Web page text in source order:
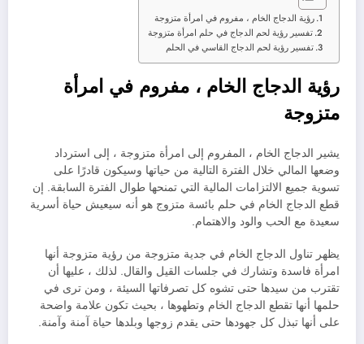
رؤية الدجاج الخام ، مفروم في امرأة متزوجة
تفسير رؤية لحم الدجاج في حلم امرأة متزوجة
تفسير رؤية لحم الدجاج القاسي في الحلم
رؤية الدجاج الخام ، مفروم في امرأة
متزوجة
يشير الدجاج الخام ، المفروم إلى امرأة متزوجة ، إلى استرداد
وضعها المالي خلال الفترة التالية من حياتها وسيكون قادرًا على
تسوية جميع الالتزامات المالية التي تمنحها طوال الفترة السابقة. إن
قطع الدجاج الخام في حلم بائسة متزوج هو أنه سيعيش حياة أسرية
سعيدة مع الحب والود والاهتمام.
يظهر تناول الدجاج الخام في جدية متزوجة من رؤية متزوجة أنها
امرأة فاسدة وتشارك في جلسات القيل والقال. لذلك ، عليها أن
تقترب من سيدها حتى تشوه كل تصرفاتها السيئة ، ومن ترى في
حلمها أنها تقطع الدجاج الخام وتطهوها ، بحيث تكون علامة واضحة
على أنها تبذل كل جهودها حتى يقدم زوجها وبلدها حياة آمنة وآمنة.